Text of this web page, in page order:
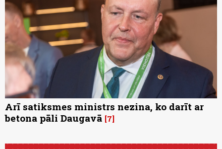
Arī satiksmes ministrs nezina, ko darīt ar
betona pāli Daugavā 7